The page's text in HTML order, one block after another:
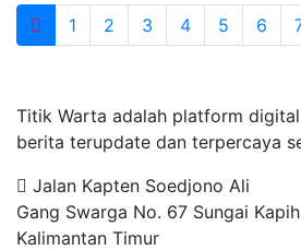
1 2 3 4 5 6
Titik Warta adalah platform
berita terupdate dan terpercaya
Jalan Kapten Soedjono Ali
Gang Swarga No. 67 Sungai
Kalimantan Timur